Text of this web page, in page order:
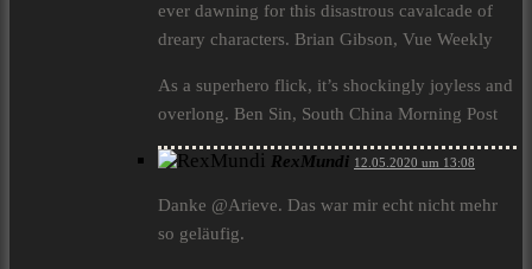
ever dawning for this disastrous cavalcade of
dreary characters. Brian Gibson, Vue Weekly
As a superhero flick, it’s shockingly joyless and
overlong. Ben Sin, South China Morning Post
RexMundi 12.05.2020 um 13:08
Danke @Arieve. Das war mir echt nicht mehr
so geläufig.